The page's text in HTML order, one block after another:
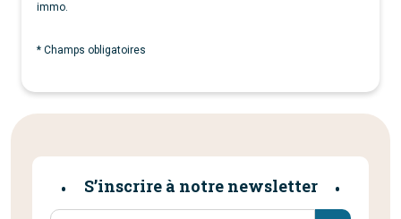
immo.
* Champs obligatoires
S’inscrire à notre newsletter